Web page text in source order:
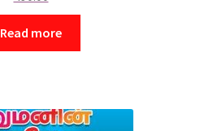
Read more